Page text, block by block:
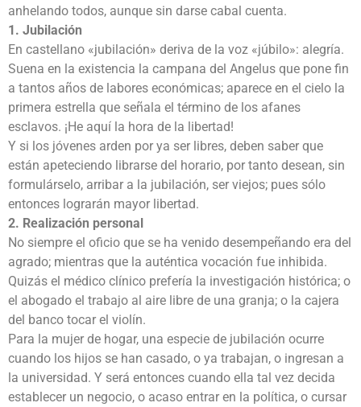
anhelando todos, aunque sin darse cabal cuenta.
1. Jubilación
En castellano «jubilación» deriva de la voz «júbilo»: alegría.
Suena en la existencia la campana del Angelus que pone fin
a tantos años de labores económicas; aparece en el cielo la
primera estrella que señala el término de los afanes
esclavos. ¡He aquí la hora de la libertad!
Y si los jóvenes arden por ya ser libres, deben saber que
están apeteciendo librarse del horario, por tanto desean, sin
formulárselo, arribar a la jubilación, ser viejos; pues sólo
entonces lograrán mayor libertad.
2. Realización personal
No siempre el oficio que se ha venido desempeñando era del
agrado; mientras que la auténtica vocación fue inhibida.
Quizás el médico clínico prefería la investigación histórica; o
el abogado el trabajo al aire libre de una granja; o la cajera
del banco tocar el violín.
Para la mujer de hogar, una especie de jubilación ocurre
cuando los hijos se han casado, o ya trabajan, o ingresan a
la universidad. Y será entonces cuando ella tal vez decida
establecer un negocio, o acaso entrar en la política, o cursar